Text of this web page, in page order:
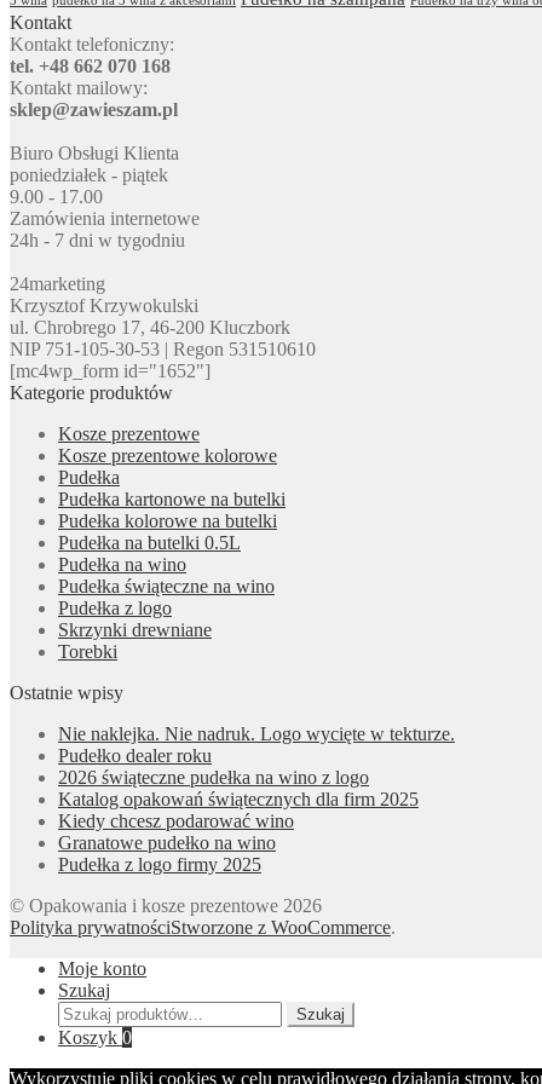
Kontakt
Kontakt telefoniczny:
tel. +48 662 070 168
Kontakt mailowy:
sklep@zawieszam.pl
Biuro Obsługi Klienta
poniedziałek - piątek
9.00 - 17.00
Zamówienia internetowe
24h - 7 dni w tygodniu
24marketing
Krzysztof Krzywokulski
ul. Chrobrego 17, 46-200 Kluczbork
NIP 751-105-30-53 | Regon 531510610
[mc4wp_form id="1652"]
Kategorie produktów
Kosze prezentowe
Kosze prezentowe kolorowe
Pudełka
Pudełka kartonowe na butelki
Pudełka kolorowe na butelki
Pudełka na butelki 0.5L
Pudełka na wino
Pudełka świąteczne na wino
Pudełka z logo
Skrzynki drewniane
Torebki
Ostatnie wpisy
Nie naklejka. Nie nadruk. Logo wycięte w tekturze.
Pudełko dealer roku
2026 świąteczne pudełka na wino z logo
Katalog opakowań świątecznych dla firm 2025
Kiedy chcesz podarować wino
Granatowe pudełko na wino
Pudełka z logo firmy 2025
© Opakowania i kosze prezentowe 2026
Polityka prywatnościStworzone z WooCommerce.
Moje konto
Szukaj
Szukaj:
Szukaj
Koszyk 0
Wykorzystuję pliki cookies w celu prawidłowego działania strony,